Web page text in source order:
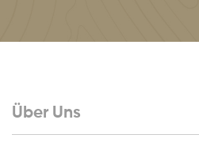
Über Uns